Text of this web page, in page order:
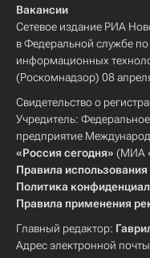
Вакансии
Сетевое издание РИА
в Федеральной службе
информационных
(Роскомнадзор) 08
Свидетельство о
Учредитель:
предприятие
«Россия сегодня» (МИА
Правила
Политика
Правила применения
Главный редактор:
Адрес электронной